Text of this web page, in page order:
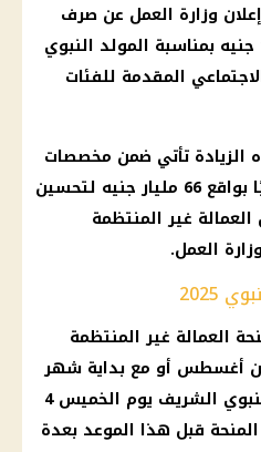
وزارة العمل عن صرف
منحة استثنائية بقيمة 1500 جنيه بمناسبة المولد النبوي
المقدمة للفئات
الزيادة تأتي ضمن مخصصات
إضافية جرى اعتمادها رسميًا بواقع 66 مليار جنيه لتحسين
العمالة غير المنتظمة
وزارة العمل.
العمالة غير المنتظمة
من أغسطس أو مع بداية شهر
سبتمبر، حيث يحل المولد النبوي الشريف يوم الخميس 4
صرف المنحة قبل هذا الموعد بعدة